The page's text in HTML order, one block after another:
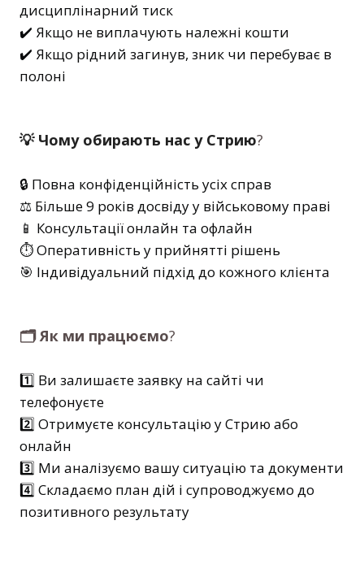
дисциплінарний тиск
✔️ Якщо не виплачують належні кошти
✔️ Якщо рідний загинув, зник чи перебуває в
полоні
💡 Чому обирають нас у Стрию?
🔒 Повна конфіденційність усіх справ
⚖️ Більше 9 років досвіду у військовому праві
📱 Консультації онлайн та офлайн
⏱️ Оперативність у прийнятті рішень
🎯 Індивідуальний підхід до кожного клієнта
🗂️ Як ми працюємо?
1️⃣ Ви залишаєте заявку на сайті чи
телефонуєте
2️⃣ Отримуєте консультацію у Стрию або
онлайн
3️⃣ Ми аналізуємо вашу ситуацію та документи
4️⃣ Складаємо план дій і супроводжуємо до
позитивного результату